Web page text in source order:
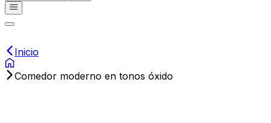
Inicio
Comedor moderno en tonos óxido